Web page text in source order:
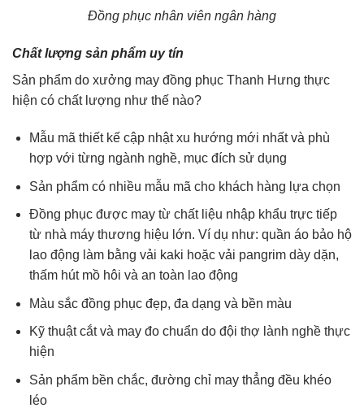
Đồng phục nhân viên ngân hàng
Chất lượng sản phẩm uy tín
Sản phẩm do xưởng may đồng phục Thanh Hưng thực
hiện có chất lượng như thế nào?
Mẫu mã thiết kế cập nhật xu hướng mới nhất và phù
hợp với từng ngành nghề, mục đích sử dụng
Sản phẩm có nhiều mẫu mã cho khách hàng lựa chọn
Đồng phục được may từ chất liệu nhập khẩu trực tiếp
từ nhà máy thương hiệu lớn. Ví dụ như: quần áo bảo hộ
lao động làm bằng vải kaki hoặc vải pangrim dày dặn,
thấm hút mồ hôi và an toàn lao động
Màu sắc đồng phục đẹp, đa dạng và bền màu
Kỹ thuật cắt và may đo chuẩn do đội thợ lành nghề thực
hiện
Sản phẩm bền chắc, đường chỉ may thẳng đều khéo
léo